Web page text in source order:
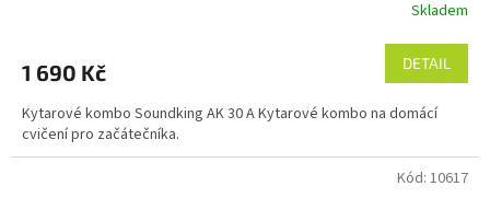
Skladem
1 690 Kč DETAIL
Kytarové kombo Soundking AK 30 A Kytarové kombo na domácí
cvičení pro začátečníka.
Kód: 10617